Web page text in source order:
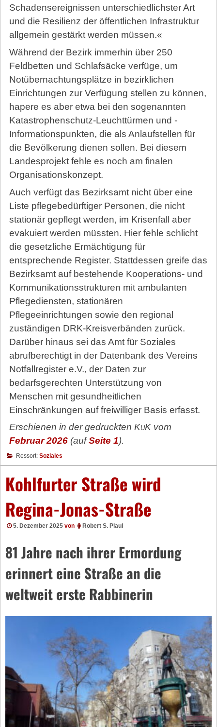
Schadensereignissen unterschiedlichster Art
und die Resilienz der öffentlichen Infrastruktur
allgemein gestärkt werden müssen.«
Während der Bezirk immerhin über 250
Feldbetten und Schlafsäcke verfüge, um
Notübernachtungsplätze in bezirklichen
Einrichtungen zur Verfügung stellen zu können,
hapere es aber etwa bei den sogenannten
Katastrophenschutz-Leuchttürmen und -
Informationspunkten, die als Anlaufstellen für
die Bevölkerung dienen sollen. Bei diesem
Landesprojekt fehle es noch am finalen
Organisationskonzept.
Auch verfügt das Bezirksamt nicht über eine
Liste pflegebedürftiger Personen, die nicht
stationär gepflegt werden, im Krisenfall aber
evakuiert werden müssten. Hier fehle schlicht
die gesetzliche Ermächtigung für
entsprechende Register. Stattdessen greife das
Bezirksamt auf bestehende Kooperations- und
Kommunikationsstrukturen mit ambulanten
Pflegediensten, stationären
Pflegeeinrichtungen sowie den regional
zuständigen DRK-Kreisverbänden zurück.
Darüber hinaus sei das Amt für Soziales
abrufberechtigt in der Datenbank des Vereins
Notfallregister e.V., der Daten zur
bedarfsgerechten Unterstützung von
Menschen mit gesundheitlichen
Einschränkungen auf freiwilliger Basis erfasst.
Erschienen in der gedruckten KuKvom
Februar 2026(aufSeite 1).
Ressort: Soziales
Kohlfurter Straße wird
Regina-Jonas-Straße
5. Dezember 2025 von Robert S. Plaul
81 Jahre nach ihrer Ermordung
erinnert eine Straße an die
weltweit erste Rabbinerin